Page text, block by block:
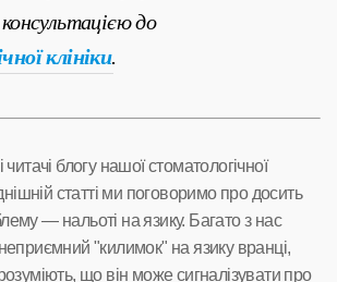
до
клініки.
блогу нашої стоматологічної
статті ми поговоримо про досить
— нальоті на язику. Багато з нас
"килимок" на язику вранці,
що він може сигналізувати про